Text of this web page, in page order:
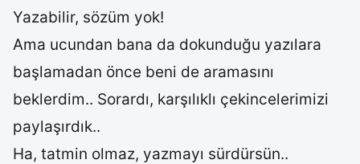
Yazabilir, sözüm yok!
Ama ucundan bana da dokunduğu yazılara
başlamadan önce beni de aramasını
beklerdim.. Sorardı, karşılıklı çekincelerimizi
paylaşırdık..
Ha, tatmin olmaz, yazmayı sürdürsün..